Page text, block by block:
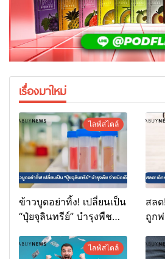
เรื่องมาใหม่
ไลฟ์สไตล์
ข้าวบูดอย่าทิ้ง! เปลี่ยนเป็น
“ปุ๋ยจุลินทรีย์” บำรุงพืช
สล
ถูก
ไลฟ์สไตล์